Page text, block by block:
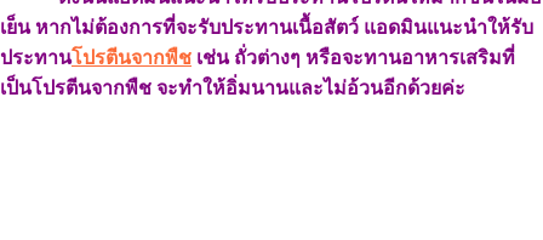
เย็น หากไม่ต้องการที่จะรับประทานเนื้อสัตว์ แอดมินแนะนำให้รับ
ประทานโปรตีนจากพืช เช่น ถั่วต่างๆ หรือจะทานอาหารเสริมที่
เป็นโปรตีนจากพืช จะทำให้อิ่มนานและไม่อ้วนอีกด้วยค่ะ